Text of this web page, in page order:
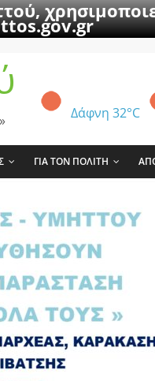
Δάφνη 32°C
ΓΙΑ ΤΟΝ ΠΟΛΙΤΗ